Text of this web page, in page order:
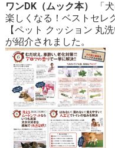
ワンDK（ムック本）
「
楽しくなる！ベストセレ
【ペット クッション 丸
が紹介されました。